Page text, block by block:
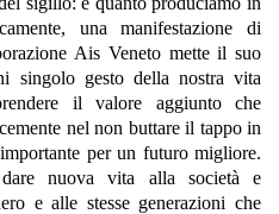
una manifestazione di
Ais Veneto mette il suo
singolo gesto della nostra vita
il valore aggiunto che
nel non buttare il tappo in
per un futuro migliore.
nuova vita alla società e
e alle stesse generazioni che